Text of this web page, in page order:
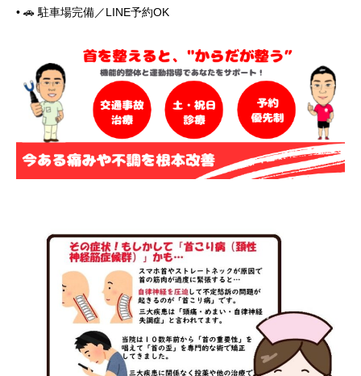
• 🚗 駐車場完備／LINE予約OK